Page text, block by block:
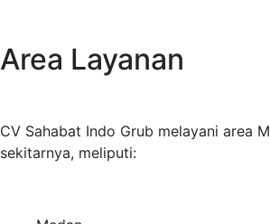
Area Layanan
CV Sahabat Indo Grub melayani area
sekitarnya, meliputi: